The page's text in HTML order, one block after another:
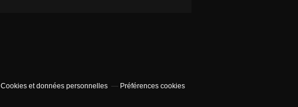
Cookies et données personnelles Préférences cookies